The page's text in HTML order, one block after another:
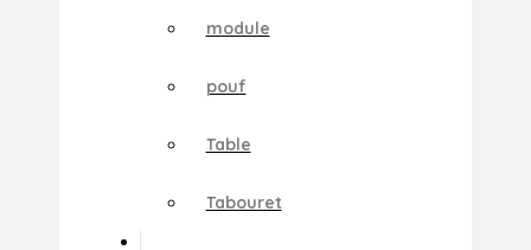
module
pouf
Table
Tabouret